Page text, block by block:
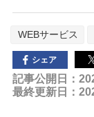
WEBサービス
シェア
記事公開日：
最終更新日：